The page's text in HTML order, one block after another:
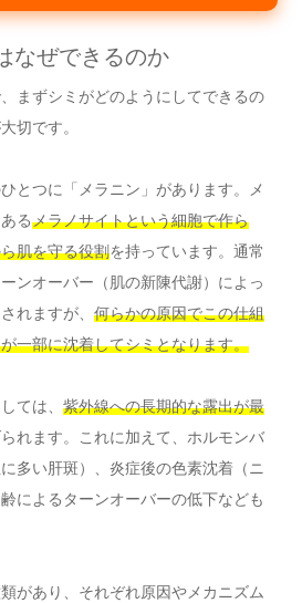
なぜできるのか
まずシミがどのようにしてできるの
切です。
とつに「メラニン」があります。メ
るメラノサイトという細胞で作ら
肌を守る役割を持っています。通常
ンオーバー（肌の新陳代謝）によっ
れますが、 何らかの原因でこの仕組
一部に沈着してシミとなります。
ては、 紫外線への長期的な露出が最
れます。これに加えて、ホルモンバ
多い肝斑）、炎症後の色素沈着（ニ
によるターンオーバーの低下なども
があり、それぞれ原因やメカニズム